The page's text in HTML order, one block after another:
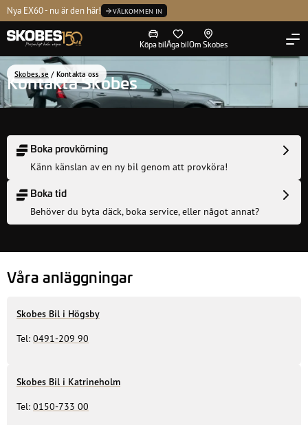
Nya EX60 - nu är den här! VÄLKOMMEN IN
Köpa bilÄga bilOm Skobes
Kontakta oss
Tvätta
Skobes.se / Kontakta oss
Kontakta Skobes
Boka provkörning
Känn känslan av en ny bil genom att provköra!
Boka tid
Behöver du byta däck, boka service, eller något annat?
Våra anläggningar
Skobes Bil i Högsby
Tel: 0491-209 90
Skobes Bil i Katrineholm
Tel: 0150-733 00